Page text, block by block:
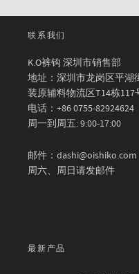
联系我们
K.O裤钩 深圳市销售部
地址：深圳市龙岗区平湖
装原辅料物流区T14栋117
电话：+86 0755-82924624
周一到周五: 9:00-17:00
邮件：dashi@oishiko.com
周六、周日请发邮件
最新产品